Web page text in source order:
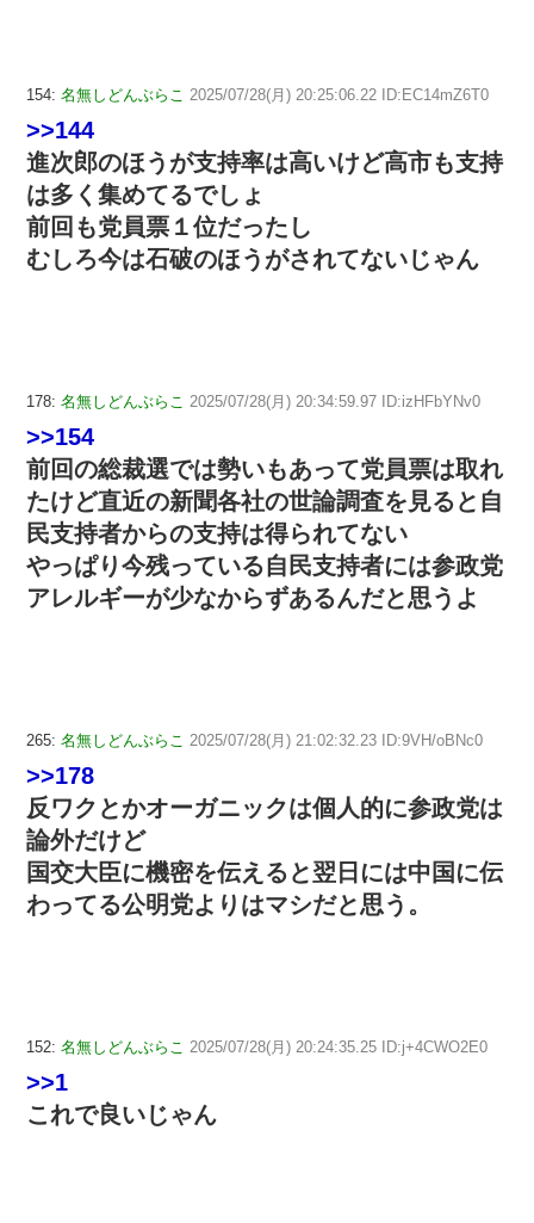
154: 名無しどんぶらこ 2025/07/28(月) 20:25:06.22 ID:EC14mZ6T0
>>144
進次郎のほうが支持率は高いけど高市も支持
は多く集めてるでしょ
前回も党員票１位だったし
むしろ今は石破のほうがされてないじゃん
178: 名無しどんぶらこ 2025/07/28(月) 20:34:59.97 ID:izHFbYNv0
>>154
前回の総裁選では勢いもあって党員票は取れ
たけど直近の新聞各社の世論調査を見ると自
民支持者からの支持は得られてない
やっぱり今残っている自民支持者には参政党
アレルギーが少なからずあるんだと思うよ
265: 名無しどんぶらこ 2025/07/28(月) 21:02:32.23 ID:9VH/oBNc0
>>178
反ワクとかオーガニックは個人的に参政党は
論外だけど
国交大臣に機密を伝えると翌日には中国に伝
わってる公明党よりはマシだと思う。
152: 名無しどんぶらこ 2025/07/28(月) 20:24:35.25 ID:j+4CWO2E0
>>1
これで良いじゃん